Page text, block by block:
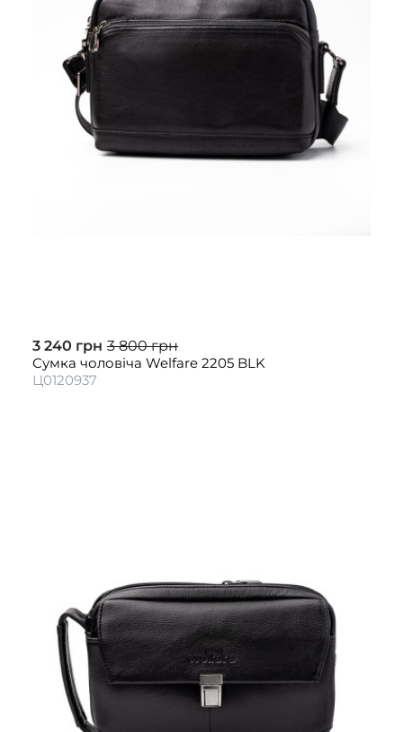
3 240 грн 3 800 грн
Сумка чоловіча Welfare 2205 BLK
Ц0120937